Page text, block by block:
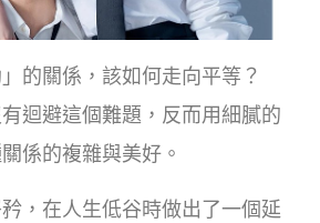
的關係，該如何走向平等？
有迴避這個難題，反而用細膩的
係的複雜與美好。
，在人生低谷時做出了一個延